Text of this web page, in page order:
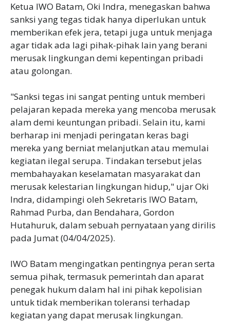
Ketua IWO Batam, Oki Indra, menegaskan bahwa
sanksi yang tegas tidak hanya diperlukan untuk
memberikan efek jera, tetapi juga untuk menjaga
agar tidak ada lagi pihak-pihak lain yang berani
merusak lingkungan demi kepentingan pribadi
atau golongan.
"Sanksi tegas ini sangat penting untuk memberi
pelajaran kepada mereka yang mencoba merusak
alam demi keuntungan pribadi. Selain itu, kami
berharap ini menjadi peringatan keras bagi
mereka yang berniat melanjutkan atau memulai
kegiatan ilegal serupa. Tindakan tersebut jelas
membahayakan keselamatan masyarakat dan
merusak kelestarian lingkungan hidup," ujar Oki
Indra, didampingi oleh Sekretaris IWO Batam,
Rahmad Purba, dan Bendahara, Gordon
Hutahuruk, dalam sebuah pernyataan yang dirilis
pada Jumat (04/04/2025).
IWO Batam mengingatkan pentingnya peran serta
semua pihak, termasuk pemerintah dan aparat
penegak hukum dalam hal ini pihak kepolisian
untuk tidak memberikan toleransi terhadap
kegiatan yang dapat merusak lingkungan.